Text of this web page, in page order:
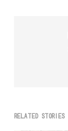
RELATED STORIES